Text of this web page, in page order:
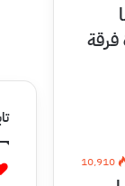
10٬910